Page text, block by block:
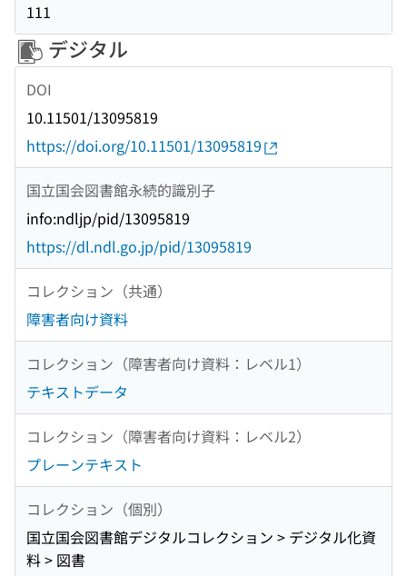
111
デジタル
DOI
10.11501/13095819
https://doi.org/10.11501/13095819
国立国会図書館永続的識別子
info:ndljp/pid/13095819
https://dl.ndl.go.jp/pid/13095819
コレクション（共通）
障害者向け資料
コレクション（障害者向け資料：レベル1）
テキストデータ
コレクション（障害者向け資料：レベル2）
プレーンテキスト
コレクション（個別）
国立国会図書館デジタルコレクション > デジタル化資
料 > 図書